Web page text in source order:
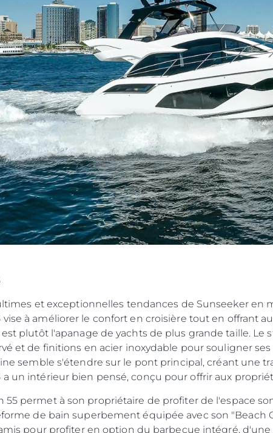
et exceptionnelles tendances de Sunseeker en
vise à améliorer le confort en croisière tout en offrant
plutôt l'apanage de yachts de plus grande taille. Le
et de finitions en acier inoxydable pour souligner
semble s'étendre sur le pont principal, créant une
a un intérieur bien pensé, conçu pour offrir aux
55 permet à son propriétaire de profiter de l'espace
de bain superbement équipée avec son "Beach
pour profiter en option du barbecue intégré,
Information
Plan Du Site
Contact
Préférences De Cookies
Droits Juridiques
POLITIQUE DE
CONFIDENTIALITÉ
LA CHARTE SUR
L'ESCLAVAGE
TERMES ET
POLITIQUE DE
RECRUTEMENT